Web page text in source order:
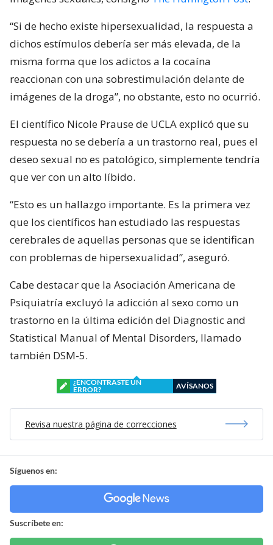
“Si de hecho existe hipersexualidad, la respuesta a
dichos estímulos debería ser más elevada, de la
misma forma que los adictos a la cocaína
reaccionan con una sobrestimulación delante de
imágenes de la droga”, no obstante, esto no ocurrió.
El científico Nicole Prause de UCLA explicó que su
respuesta no se debería a un trastorno real, pues el
deseo sexual no es patológico, simplemente tendría
que ver con un alto líbido.
“Esto es un hallazgo importante. Es la primera vez
que los científicos han estudiado las respuestas
cerebrales de aquellas personas que se identifican
con problemas de hipersexualidad”, aseguró.
Cabe destacar que la Asociación Americana de
Psiquiatría excluyó la adicción al sexo como un
trastorno en la última edición del Diagnostic and
Statistical Manual of Mental Disorders, llamado
también DSM-5.
¿ENCONTRASTE UN
ERROR?
AVÍSANOS
Revisa nuestra página de correcciones
Síguenos en:
Suscríbete en: